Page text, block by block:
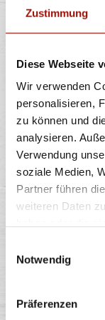
Zustimmung
Diese Webseite
Wir verwenden
personalisieren,
zu können und
analysieren.
Verwendung
soziale Medien,
Partner führen
weiteren Daten
Notwendig
Präferenzen
Soft Bun,
Tomaten,
einfach
16,40
inkl. 0,25 €